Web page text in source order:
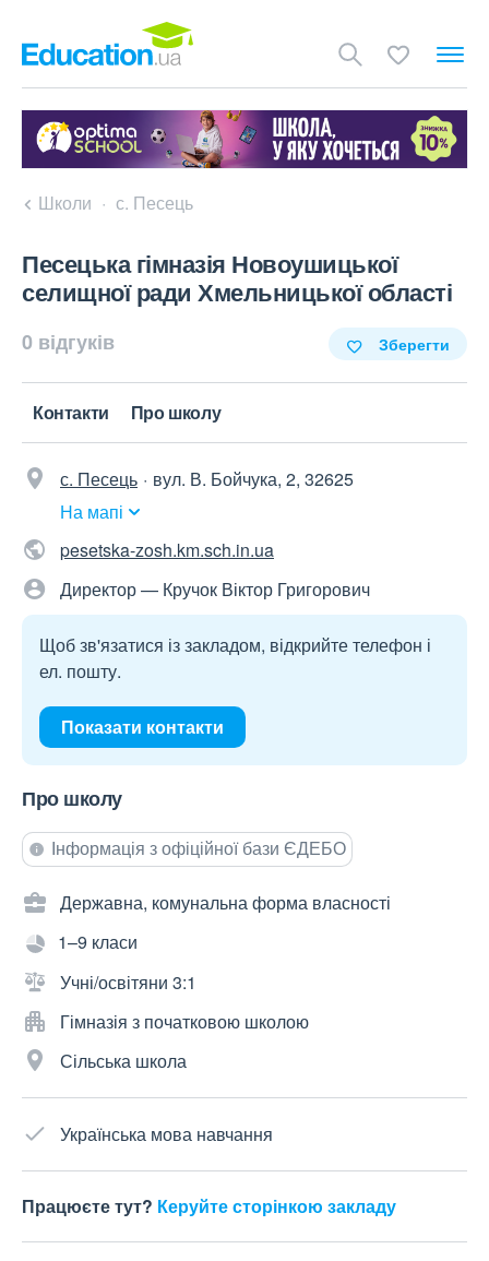
Школи с. Песець
Песецька гімназія Новоушицької
селищної ради Хмельницької області
0 відгуків Зберегти
Контакти Про школу
с. Песець
вул. В. Бойчука, 2, 32625
На мапі
pesetska-zosh.km.sch.in.ua
Директор — Кручок Віктор Григорович
Щоб зв'язатися із закладом, відкрийте телефон і
ел. пошту.
Показати контакти
Про школу
Інформація з офіційної бази ЄДЕБО
Державна, комунальна форма власності
1–9 класи
Учні/освітяни 3:1
Гімназія з початковою школою
Сільська школа
Українська мова навчання
Працюєте тут? Керуйте сторінкою закладу